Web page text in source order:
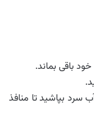
باقی بماند.
سرد بپاشید تا منافذ